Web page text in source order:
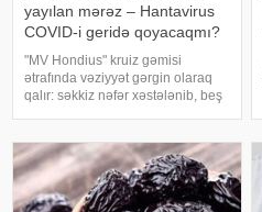
yayılan mərəz – Hantavirus
COVID-i geridə qoyacaqmı?
"MV Hondius" kruiz gəmisi
ətrafında vəziyyət gərgin olaraq
qalır: səkkiz nəfər xəstələnib, beş
laboratoriyada təsdiqlənib.
Yoluxanlardan üçü gəmidən
kənard